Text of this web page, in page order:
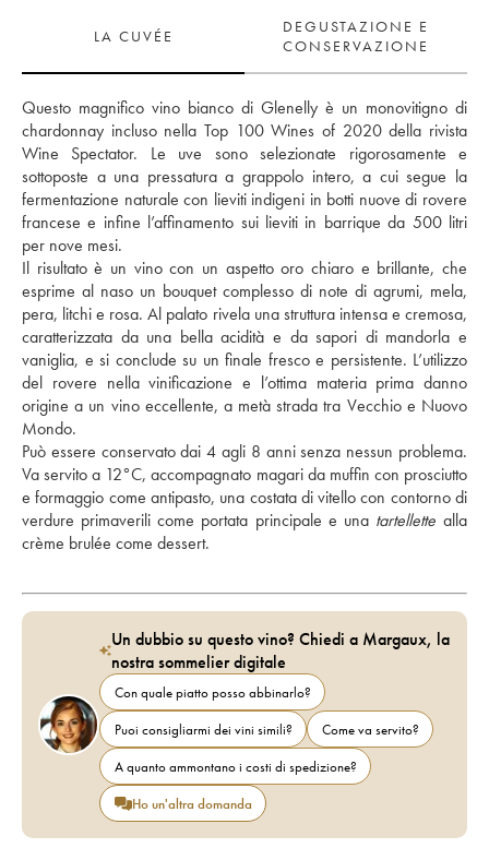
LA CUVÉE
DEGUSTAZIONE E
CONSERVAZIONE
Questo magnifico vino bianco di Glenelly è un monovitigno di
chardonnay incluso nella Top 100 Wines of 2020 della rivista
Wine Spectator. Le uve sono selezionate rigorosamente e
sottoposte a una pressatura a grappolo intero, a cui segue la
fermentazione naturale con lieviti indigeni in botti nuove di rovere
francese e infine l’affinamento sui lieviti in barrique da 500 litri
per nove mesi.
Il risultato è un vino con un aspetto oro chiaro e brillante, che
esprime al naso un bouquet complesso di note di agrumi, mela,
pera, litchi e rosa. Al palato rivela una struttura intensa e cremosa,
caratterizzata da una bella acidità e da sapori di mandorla e
vaniglia, e si conclude su un finale fresco e persistente. L’utilizzo
del rovere nella vinificazione e l’ottima materia prima danno
origine a un vino eccellente, a metà strada tra Vecchio e Nuovo
Mondo.
Può essere conservato dai 4 agli 8 anni senza nessun problema.
Va servito a 12°C, accompagnato magari da muffin con prosciutto
e formaggio come antipasto, una costata di vitello con contorno di
verdure primaverili come portata principale e una tartellette alla
crème brulée come dessert.
Un dubbio su questo vino? Chiedi a Margaux, la
nostra sommelier digitale
Con quale piatto posso abbinarlo?
Puoi consigliarmi dei vini simili?
Come va servito?
A quanto ammontano i costi di spedizione?
Ho un'altra domanda